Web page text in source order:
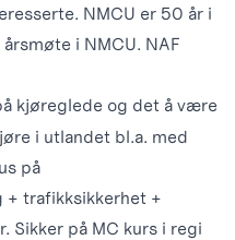
NMCU er 50 år i
i NMCU. NAF
kjøreglede og det å være
i utlandet bl.a. med
på
trafikksikkerhet +
Sikker på MC kurs i regi